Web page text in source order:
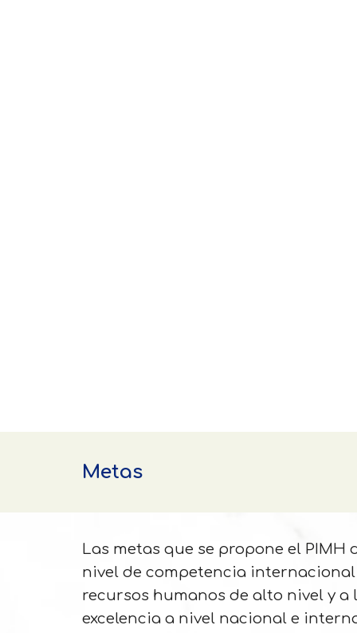
Metas
Las metas que se propone el
nivel de competencia
recursos humanos de alto nivel y
excelencia a nivel nacional e